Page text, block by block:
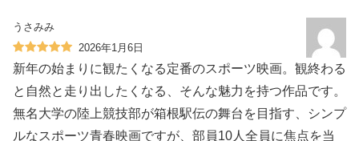
うさみみ
2026年1月6日
新年の始まりに観たくなる定番のスポーツ映画。観終わる
と自然と走り出したくなる、そんな魅力を持つ作品です。
無名大学の陸上競技部が箱根駅伝の舞台を目指す、シンプ
ルなスポーツ青春映画ですが、部員10人全員に焦点を当